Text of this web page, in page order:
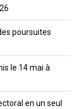
poursuites
le 14 mai à
en un seul